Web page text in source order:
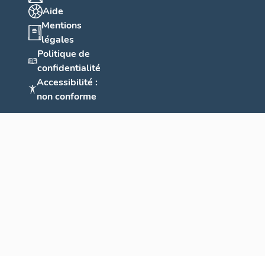
Aide
Mentions
légales
Politique de
confidentialité
Accessibilité :
non conforme